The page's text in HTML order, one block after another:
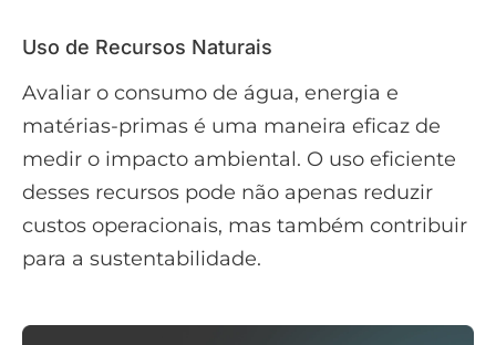
Uso de Recursos Naturais
Avaliar o consumo de água, energia e
matérias-primas é uma maneira eficaz de
medir o impacto ambiental. O uso eficiente
desses recursos pode não apenas reduzir
custos operacionais, mas também contribuir
para a sustentabilidade.